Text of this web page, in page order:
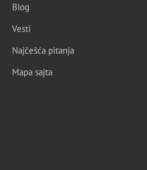
Blog
Vesti
Najčešća pitanja
Mapa sajta